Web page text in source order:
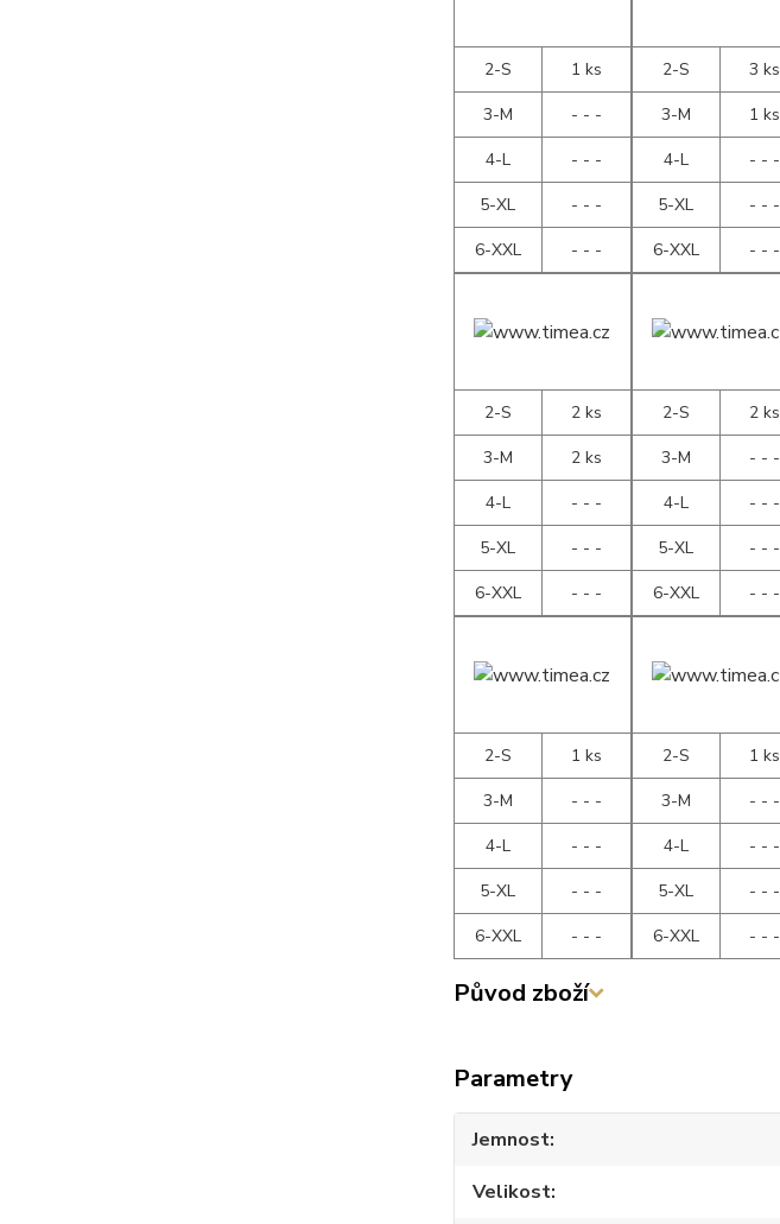
2-S
1 ks
3-M
- - -
4-L
- - -
5-XL
- - -
6-XXL
- - -
2-S
3 ks
3-M
1 ks
4-L
- - -
5-XL
- - -
6-XXL
- - -
2-S
2 ks
3-M
2 ks
4-L
- - -
5-XL
- - -
6-XXL
- - -
2-S
2 ks
3-M
- - -
4-L
- - -
5-XL
- - -
6-XXL
- - -
2-S
1 ks
3-M
- - -
4-L
- - -
5-XL
- - -
6-XXL
- - -
2-S
1 ks
3-M
- - -
4-L
- - -
5-XL
- - -
6-XXL
- - -
Původ zboží
Parametry
Jemnost
Velikost